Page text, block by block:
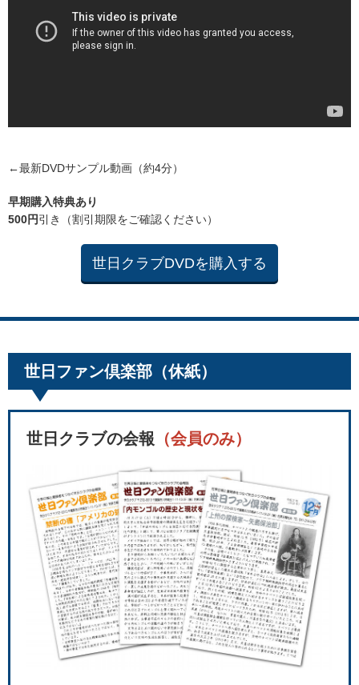
←最新DVDサンプル動画（約4分）
早期購入特典あり
500円引き（割引期限をご確認ください）
世日クラブDVDを購入する
世日ファン倶楽部（休紙）
世日クラブの会報 （会員のみ）